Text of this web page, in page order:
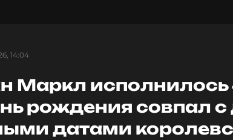
14:04
Маркл исполнилось
рождения совпал
датами